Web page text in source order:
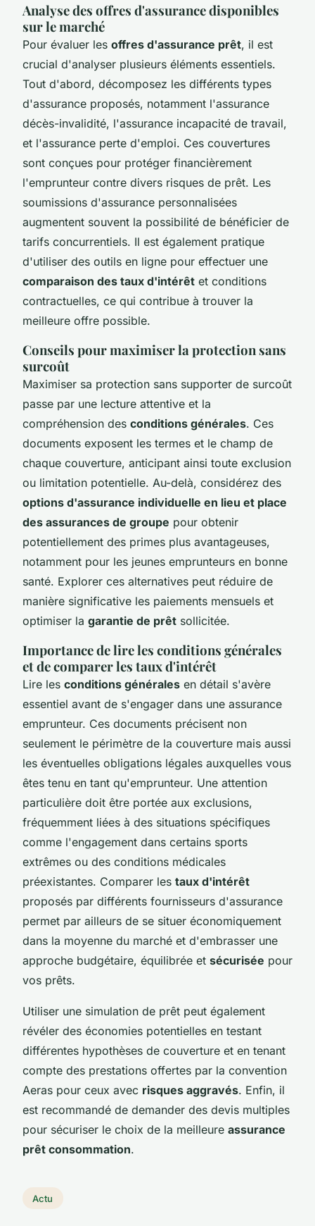
Analyse des offres d'assurance disponibles
sur le marché
Pour évaluer les offres d'assurance prêt, il est
crucial d'analyser plusieurs éléments essentiels.
Tout d'abord, décomposez les différents types
d'assurance proposés, notamment l'assurance
décès-invalidité, l'assurance incapacité de travail,
et l'assurance perte d'emploi. Ces couvertures
sont conçues pour protéger financièrement
l'emprunteur contre divers risques de prêt. Les
soumissions d'assurance personnalisées
augmentent souvent la possibilité de bénéficier de
tarifs concurrentiels. Il est également pratique
d'utiliser des outils en ligne pour effectuer une
comparaison des taux d'intérêt et conditions
contractuelles, ce qui contribue à trouver la
meilleure offre possible.
Conseils pour maximiser la protection sans
surcoût
Maximiser sa protection sans supporter de surcoût
passe par une lecture attentive et la
compréhension des conditions générales. Ces
documents exposent les termes et le champ de
chaque couverture, anticipant ainsi toute exclusion
ou limitation potentielle. Au-delà, considérez des
options d'assurance individuelle en lieu et place
des assurances de groupe pour obtenir
potentiellement des primes plus avantageuses,
notamment pour les jeunes emprunteurs en bonne
santé. Explorer ces alternatives peut réduire de
manière significative les paiements mensuels et
optimiser la garantie de prêt sollicitée.
Importance de lire les conditions générales
et de comparer les taux d'intérêt
Lire les conditions générales en détail s'avère
essentiel avant de s'engager dans une assurance
emprunteur. Ces documents précisent non
seulement le périmètre de la couverture mais aussi
les éventuelles obligations légales auxquelles vous
êtes tenu en tant qu'emprunteur. Une attention
particulière doit être portée aux exclusions,
fréquemment liées à des situations spécifiques
comme l'engagement dans certains sports
extrêmes ou des conditions médicales
préexistantes. Comparer les taux d'intérêt
proposés par différents fournisseurs d'assurance
permet par ailleurs de se situer économiquement
dans la moyenne du marché et d'embrasser une
approche budgétaire, équilibrée et sécurisée pour
vos prêts.
Utiliser une simulation de prêt peut également
révéler des économies potentielles en testant
différentes hypothèses de couverture et en tenant
compte des prestations offertes par la convention
Aeras pour ceux avec risques aggravés. Enfin, il
est recommandé de demander des devis multiples
pour sécuriser le choix de la meilleure assurance
prêt consommation.
Actu